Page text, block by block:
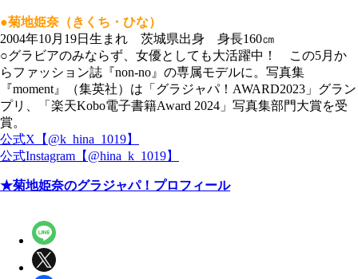
●菊地姫奈（きくち・ひな）
2004年10月19日生まれ 茨城県出身 身長160㎝
○グラビアのみならず、女優としても大活躍中！ この5月か
らファッション誌『non-no』の専属モデルに。写真集
『moment』（集英社）は「グラジャパ！AWARD2023」グラン
プリ、「楽天Kobo電子書籍Award 2024」写真集部門大賞を受
賞。
公式X【@k_hina_1019】
公式Instagram【@hina_k_1019】
★菊地姫奈のグラジャパ！プロフィール